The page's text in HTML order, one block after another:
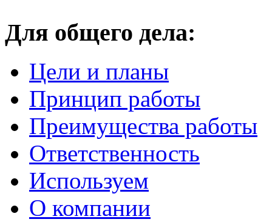
Для общего дела:
Цели и планы
Принцип работы
Преимущества работы
Ответственность
Используем
О компании